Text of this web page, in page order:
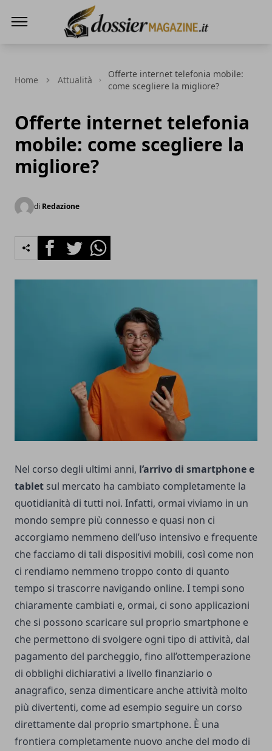
Home Attualità
Offerte internet telefonia mobile:
come scegliere la migliore?
Offerte internet telefonia
mobile: come scegliere la
migliore?
di Redazione
FacebookTwitterWhatsapp
Nel corso degli ultimi anni, l’arrivo di smartphone e
tablet sul mercato ha cambiato completamente la
quotidianità di tutti noi. Infatti, ormai viviamo in un
mondo sempre più connesso e quasi non ci
accorgiamo nemmeno dell’uso intensivo e frequente
che facciamo di tali dispositivi mobili, così come non
ci rendiamo nemmeno troppo conto di quanto
tempo si trascorre navigando online. I tempi sono
chiaramente cambiati e, ormai, ci sono applicazioni
che si possono scaricare sul proprio smartphone e
che permettono di svolgere ogni tipo di attività, dal
pagamento del parcheggio, fino all’ottemperazione
di obblighi dichiarativi a livello finanziario o
anagrafico, senza dimenticare anche attività molto
più divertenti, come ad esempio seguire un corso
direttamente dal proprio smartphone. È una
frontiera completamente nuovo anche del modo di